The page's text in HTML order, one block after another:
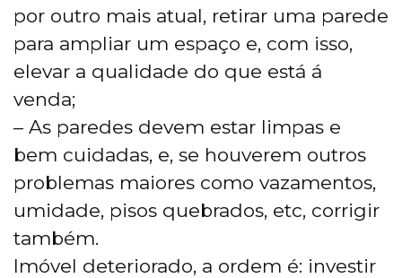
por outro mais atual, retirar uma parede
para ampliar um espaço e, com isso,
elevar a qualidade do que está á
venda;
– As paredes devem estar limpas e
bem cuidadas, e, se houverem outros
problemas maiores como vazamentos,
umidade, pisos quebrados, etc, corrigir
também.
Imóvel deteriorado, a ordem é: investir